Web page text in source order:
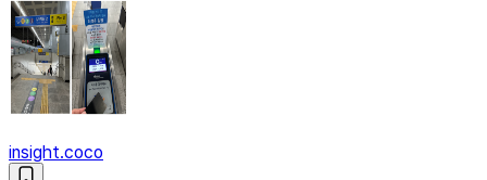
insight.coco